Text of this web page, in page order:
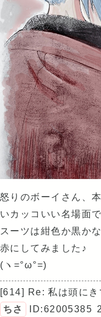
怒りのボーイさん、
いカッコいい名場面
スーツは紺色か黒か
赤にしてみました♪
(ヽ=°ω°=)
[614] Re: 私は頭にき
ちさ
ID:62005385